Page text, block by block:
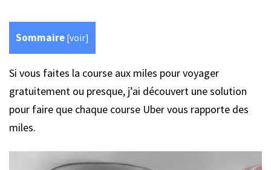
Sommaire [voir]
Si vous faites la course aux miles pour voyager
gratuitement ou presque, j’ai découvert une solution
pour faire que chaque course Uber vous rapporte des
miles.